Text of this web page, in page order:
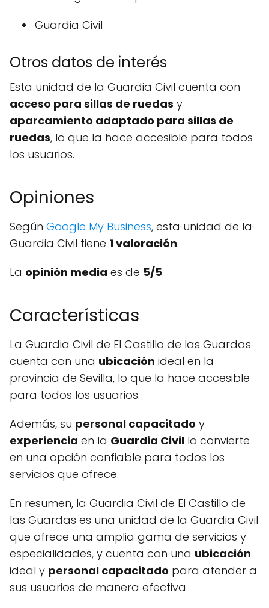
Guardia Civil
Otros datos de interés
Esta unidad de la Guardia Civil cuenta con
acceso para sillas de ruedas y
aparcamiento adaptado para sillas de
ruedas, lo que la hace accesible para todos
los usuarios.
Opiniones
Según Google My Business, esta unidad de la
Guardia Civil tiene 1 valoración.
La opinión media es de 5/5.
Características
La Guardia Civil de El Castillo de las Guardas
cuenta con una ubicación ideal en la
provincia de Sevilla, lo que la hace accesible
para todos los usuarios.
Además, su personal capacitado y
experiencia en la Guardia Civil lo convierte
en una opción confiable para todos los
servicios que ofrece.
En resumen, la Guardia Civil de El Castillo de
las Guardas es una unidad de la Guardia Civil
que ofrece una amplia gama de servicios y
especialidades, y cuenta con una ubicación
ideal y personal capacitado para atender a
sus usuarios de manera efectiva.